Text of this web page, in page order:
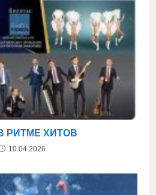
РИТМЕ ХИТОВ
10.04.2026